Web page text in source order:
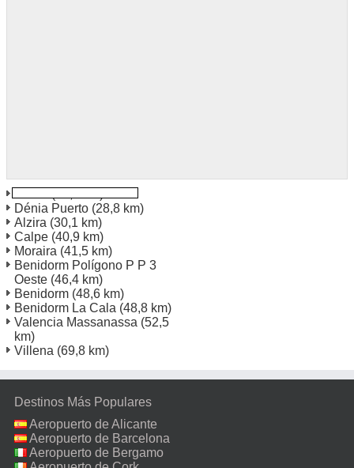
Denia(28,7 km)
Dénia Puerto (28,8 km)
Alzira (30,1 km)
Calpe (40,9 km)
Moraira (41,5 km)
Benidorm Polígono P P 3
Oeste (46,4 km)
Benidorm (48,6 km)
Benidorm La Cala (48,8 km)
Valencia Massanassa (52,5
km)
Villena (69,8 km)
Destinos Más Populares
Aeropuerto de Alicante
Aeropuerto de Barcelona
Aeropuerto de Bergamo